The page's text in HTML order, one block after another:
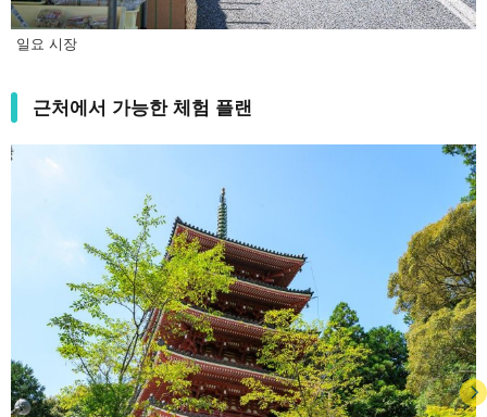
일요 시장
근처에서 가능한 체험 플랜